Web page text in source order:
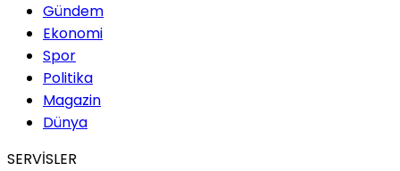
Gündem
Ekonomi
Spor
Politika
Magazin
Dünya
SERVİSLER